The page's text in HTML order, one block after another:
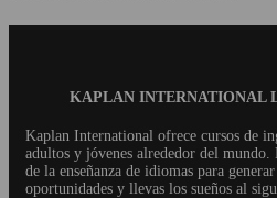
KAPLAN INTERNATIONAL
Kaplan International ofrece cursos de
adultos y jóvenes alrededor del mundo.
de la enseñanza de idiomas para
oportunidades y llevas los sueños al